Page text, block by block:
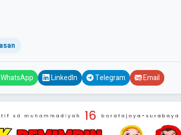
WhatsApp LinkedIn Telegram Email